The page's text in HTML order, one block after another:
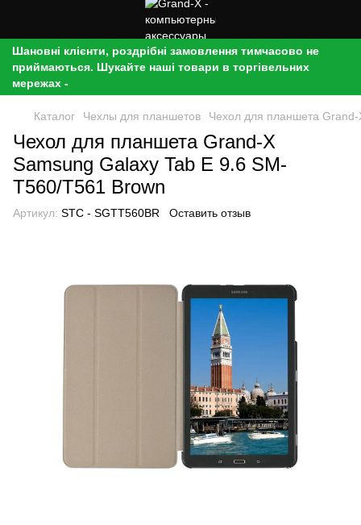
Шановні клієнти, роздрібні замовлення тимчасово не
приймаються. Шукайте наші товари в торгівельних
мережах -
Каталог Чехлы для планшетов Чехол для планшета
Чехол для планшета Grand-X
Samsung Galaxy Tab E 9.6 SM-
T560/T561 Brown
Артикул: STC - SGTT560BR Оставить отзыв